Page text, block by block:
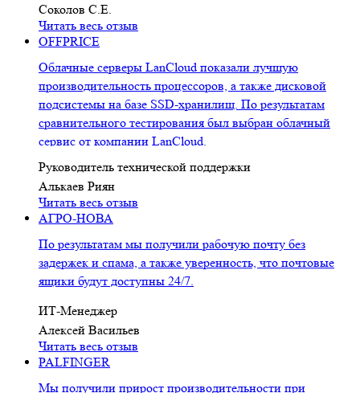
Соколов С.Е.
Читать весь отзыв
OFFPRICE
Облачные серверы LanCloud показали лучшую
производительность процессоров, а также дисковой
подсистемы на базе SSD-хранилищ. По результатам
сравнительного тестирования был выбран облачный
сервис от компании LanCloud.
Руководитель технической поддержки
Алькаев Риян
Читать весь отзыв
АГРО-НОВА
По результатам мы получили рабочую почту без
задержек и спама, а также уверенность, что почтовые
ящики будут доступны 24/7.
ИТ-Менеджер
Алексей Васильев
Читать весь отзыв
PALFINGER
Мы получили прирост производительности при